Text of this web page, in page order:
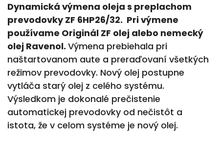
Dynamická výmena oleja s preplachom
prevodovky ZF 6HP26/32. Pri výmene
používame Originál ZF olej alebo nemecký
olej Ravenol. Výmena prebiehala pri
naštartovanom aute a preraďovaní všetkých
režimov prevodovky. Nový olej postupne
vytláča starý olej z celého systému.
Výsledkom je dokonalé prečistenie
automatickej prevodovky od nečistôt a
istota, že v celom systéme je nový olej.